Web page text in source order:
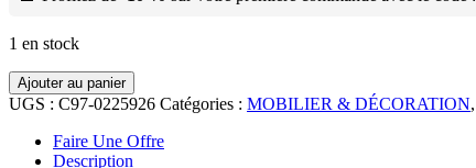
1 en stock
Ajouter au panier
UGS : C97-0225926 Catégories : MOBILIER & DÉCORATION,
Faire Une Offre
Description